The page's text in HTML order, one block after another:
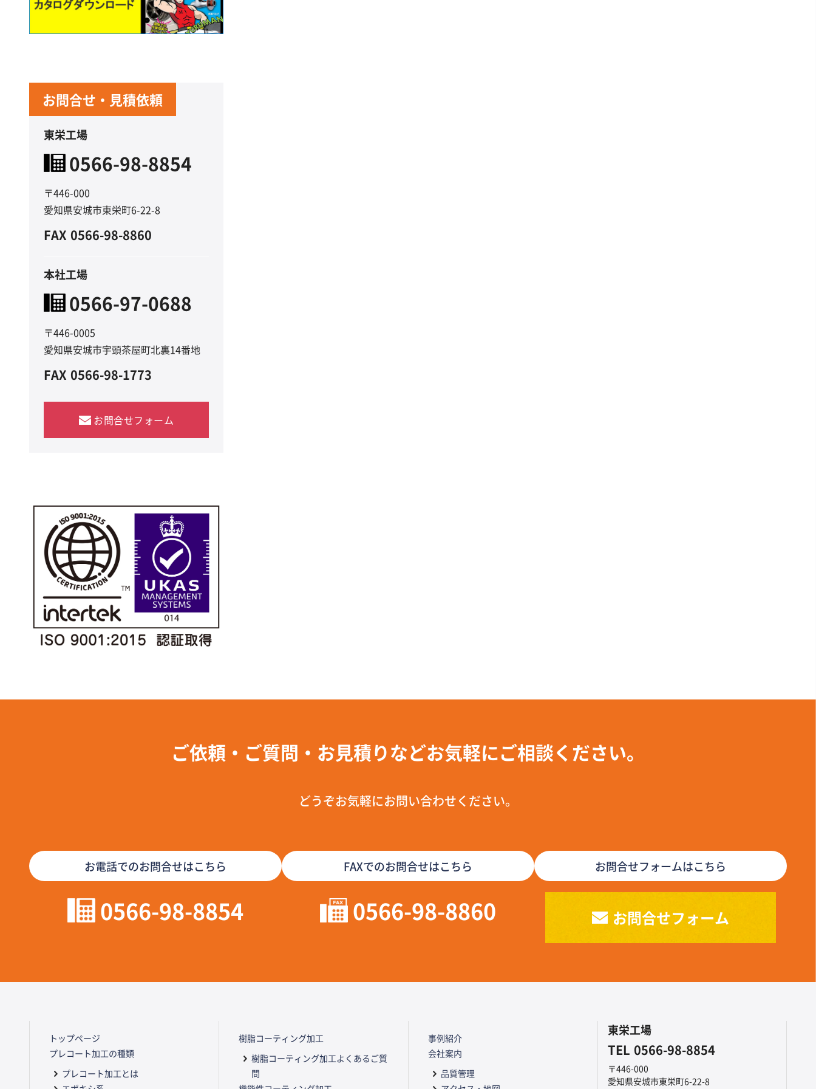
お問合せ・見積依頼
東栄工場
0566-98-8854
〒446-000
愛知県安城市東栄町6-22-8
FAX 0566-98-8860
本社工場
0566-97-0688
〒446-0005
愛知県安城市宇頭茶屋町北裏14番地
FAX 0566-98-1773
お問合せフォーム
ご依頼・ご質問・お見積りなどお気軽にご相談ください。
どうぞお気軽にお問い合わせください。
お電話でのお問合せはこちら
0566-98-8854
FAXでのお問合せはこちら
0566-98-8860
お問合せフォームはこちら
お問合せフォーム
トップページ
プレコート加工の種類
プレコート加工とは
樹脂コーティング加工
樹脂コーティング加工よくあるご質
問
事例紹介
会社案内
品質管理
東栄工場
TEL 0566-98-8854
〒446-000
愛知県安城市東栄町6-22-8